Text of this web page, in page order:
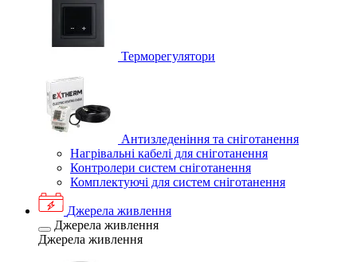
Терморегулятори
Антизледеніння та сніготанення
Нагрівальні кабелі для сніготанення
Контролери систем сніготанення
Комплектуючі для систем сніготанення
Джерела живлення
Джерела живлення
Джерела живлення